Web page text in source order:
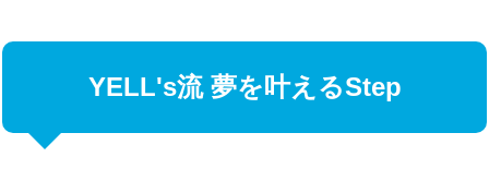
YELL's流 夢を叶えるStep